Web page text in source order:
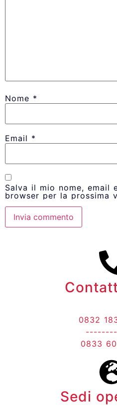
Nome *
Email *
Salva il mio nome, email
browser per la prossima
0832
0833
Sedi